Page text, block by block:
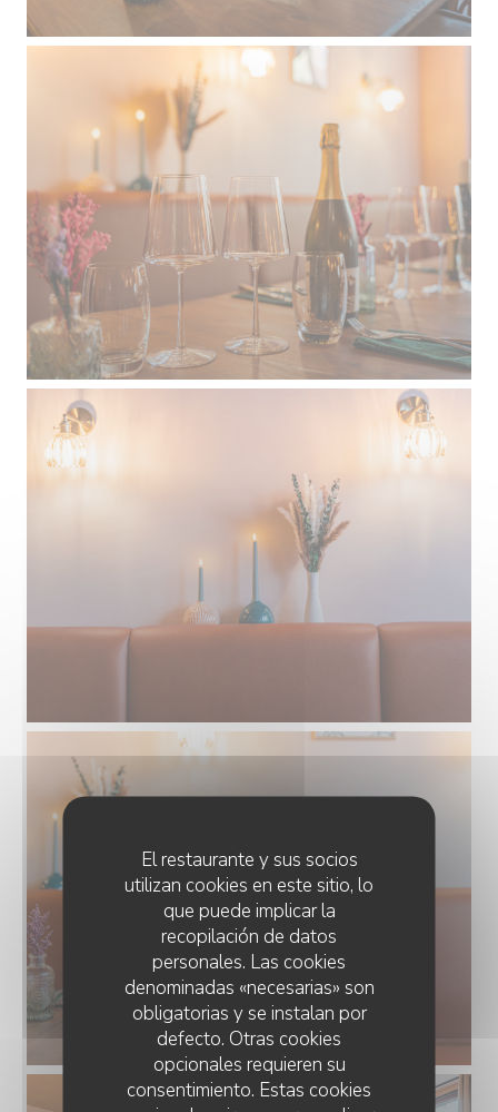
El restaurante y sus socios
utilizan cookies en este sitio, lo
que puede implicar la
recopilación de datos
personales. Las cookies
denominadas «necesarias» son
obligatorias y se instalan por
defecto. Otras cookies
opcionales requieren su
consentimiento. Estas cookies